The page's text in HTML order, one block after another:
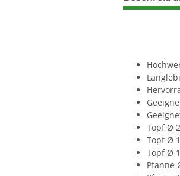
Topf Ø
Topf Ø
Topf Ø
Pfanne